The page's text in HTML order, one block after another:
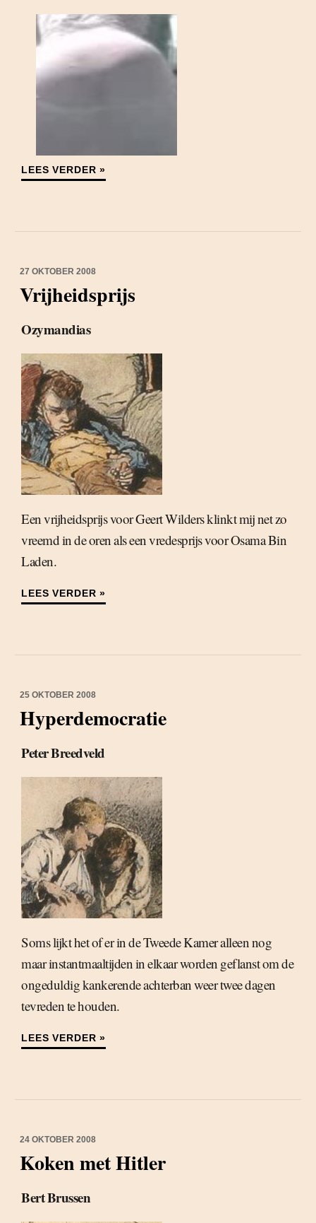
LEES VERDER »
27 OKTOBER 2008
Vrijheidsprijs
Ozymandias
Een vrijheidsprijs voor Geert Wilders klinkt mij net zo
vreemd in de oren als een vredesprijs voor Osama Bin
Laden.
LEES VERDER »
25 OKTOBER 2008
Hyperdemocratie
Peter Breedveld
Soms lijkt het of er in de Tweede Kamer alleen nog
maar instantmaaltijden in elkaar worden geflanst om de
ongeduldig kankerende achterban weer twee dagen
tevreden te houden.
LEES VERDER »
24 OKTOBER 2008
Koken met Hitler
Bert Brussen